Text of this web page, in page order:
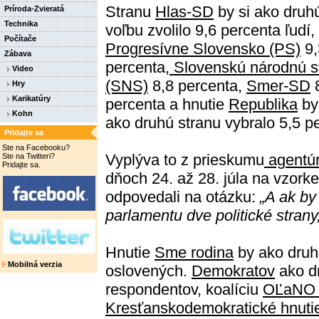
Príroda-Zvieratá
Technika
Počítače
Zábava
Video
Hry
Karikatúry
Kohn
Pridajte sa
Ste na Facebooku?
Ste na Twitteri?
Pridajte sa.
Mobilná verzia
Stranu Hlas-SD by si ako
voľbu zvolilo 9,6 percenta ľudí,
Progresívne Slovensko (PS)
percenta, Slovenskú národnú
(SNS) 8,8 percenta, Smer-SD
percenta a hnutie Republika
ako druhú stranu vybralo 5,5
Vyplýva to z prieskumu
dňoch 24. až 28. júla na
odpovedali na otázku: „A ak
parlamentu dve politické
Hnutie Sme rodina by ako
oslovených. Demokratov ako
respondentov, koalíciu
Kresťanskodemokratické